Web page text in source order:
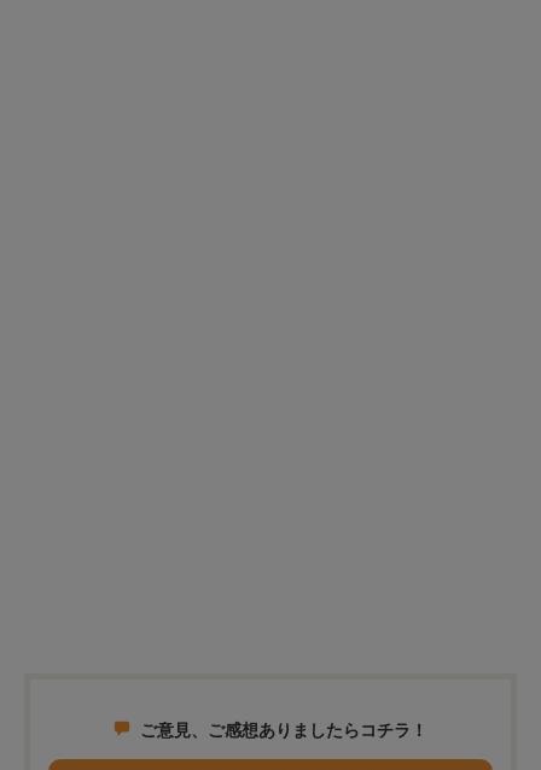
ご意見、ご感想ありましたらコチラ！